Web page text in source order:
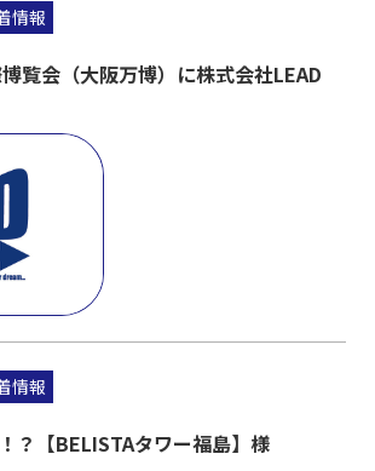
情報
覧会（大阪万博）に株式会社LEAD
情報
？【BELISTAタワー福島】様